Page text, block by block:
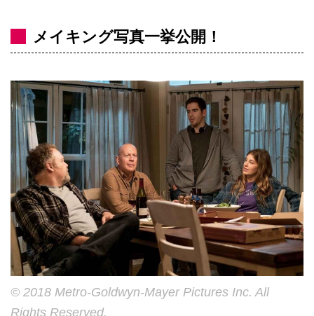
メイキング写真一挙公開！
© 2018 Metro-Goldwyn-Mayer Pictures Inc. All
Rights Reserved.